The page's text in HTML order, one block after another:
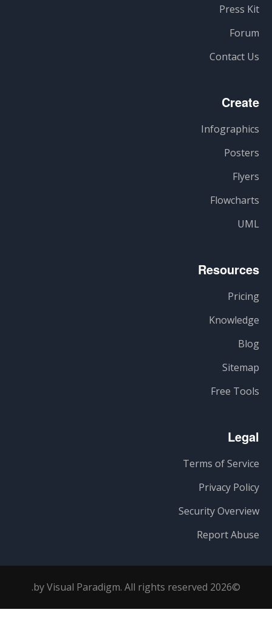
Press Kit
Forum
Contact Us
Create
Infographics
Posters
Flyers
Flowcharts
UML
Resources
Pricing
Knowledge
Blog
Sitemap
Free Tools
Legal
Terms of Service
Privacy Policy
Security Overview
Report Abuse
©2026 by Visual Paradigm. All rights reserved.